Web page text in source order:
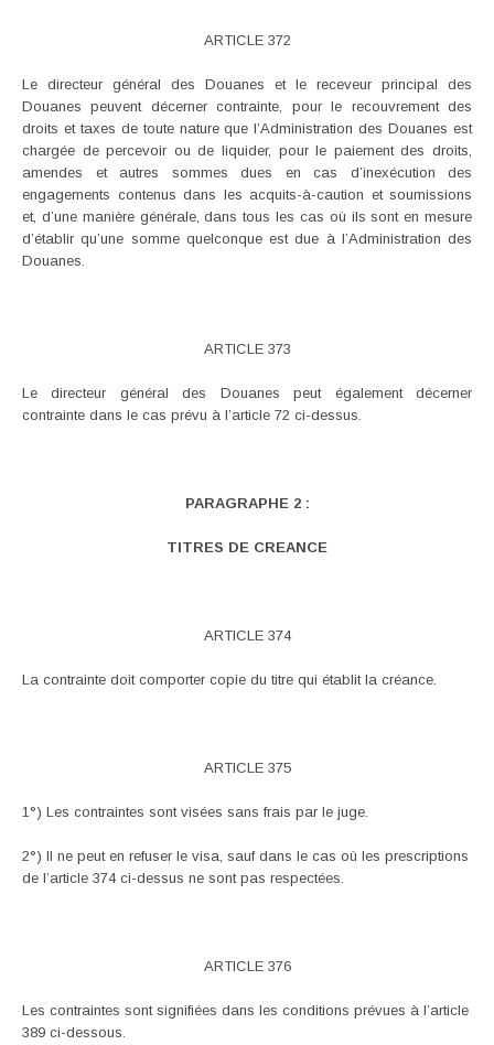
ARTICLE 372
Le directeur général des Douanes et le receveur principal des
Douanes peuvent décerner contrainte, pour le recouvrement des
droits et taxes de toute nature que l’Administration des Douanes est
chargée de percevoir ou de liquider, pour le paiement des droits,
amendes et autres sommes dues en cas d’inexécution des
engagements contenus dans les acquits-à-caution et soumissions
et, d’une manière générale, dans tous les cas où ils sont en mesure
d’établir qu’une somme quelconque est due à l’Administration des
Douanes.
ARTICLE 373
Le directeur général des Douanes peut également décerner
contrainte dans le cas prévu à l’article 72 ci-dessus.
PARAGRAPHE 2 :
TITRES DE CREANCE
ARTICLE 374
La contrainte doit comporter copie du titre qui établit la créance.
ARTICLE 375
1°) Les contraintes sont visées sans frais par le juge.
2°) Il ne peut en refuser le visa, sauf dans le cas où les prescriptions
de l’article 374 ci-dessus ne sont pas respectées.
ARTICLE 376
Les contraintes sont signifiées dans les conditions prévues à l’article
389 ci-dessous.